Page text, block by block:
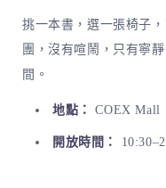
挑一本書，選一張椅子
團，沒有喧鬧，只有寧
間。
地點： COEX Mall
開放時間：